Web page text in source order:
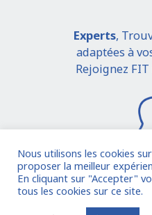
Experts,
adaptées à
Rejoignez
Je rejoins
Nous utilisons les cookies
proposer la meilleur
En cliquant sur "Accepter"
tous les cookies sur ce site.